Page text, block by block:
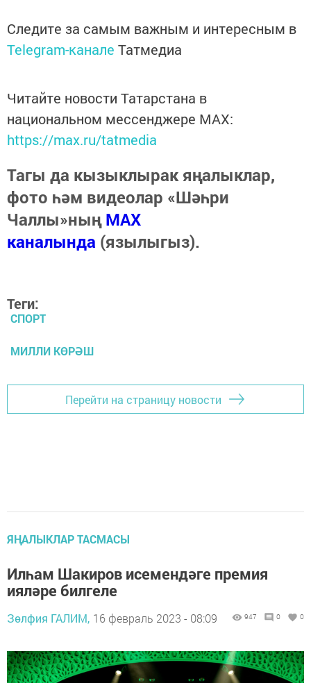
Следите за самым важным и интересным в
Telegram-канале Татмедиа
Читайте новости Татарстана в
национальном мессенджере MАХ:
https://max.ru/tatmedia
Тагы да кызыклырак яңалыклар,
фото һәм видеолар «Шәһри
Чаллы»ныңMAX
каналында (язылыгыз).
Теги:
СПОРТ
МИЛЛИ КӨРӘШ
Перейти на страницу новости
ЯҢАЛЫКЛАР ТАСМАСЫ
Илһам Шакиров исемендәге премия
ияләре билгеле
Зөлфия ГАЛИМ, 16 февраль 2023 - 08:09 947 0 0